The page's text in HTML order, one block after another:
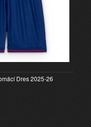
Dres 2025-26